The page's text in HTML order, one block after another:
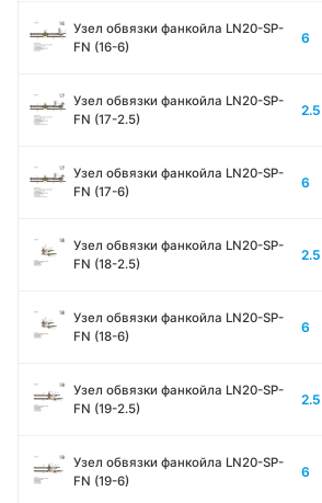
Узел обвязки фанкойла LN20-SP-
FN (16-6)
6
Узел обвязки фанкойла LN20-SP-
FN (17-2.5)
2.5
Узел обвязки фанкойла LN20-SP-
FN (17-6)
6
Узел обвязки фанкойла LN20-SP-
FN (18-2.5)
2.5
Узел обвязки фанкойла LN20-SP-
FN (18-6)
6
Узел обвязки фанкойла LN20-SP-
FN (19-2.5)
2.5
Узел обвязки фанкойла LN20-SP-
FN (19-6)
6